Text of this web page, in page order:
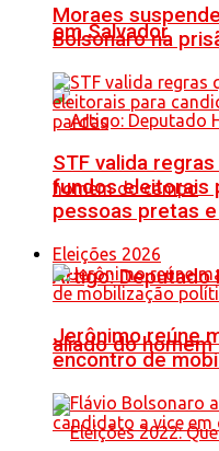
em Salvador
Artigo: Deputado
aliado do
Moraes
Bolsonaro na
STF valida
fundos eleitorais
pessoas pretas
Eleições 2026
Jerônimo reúne
encontro de